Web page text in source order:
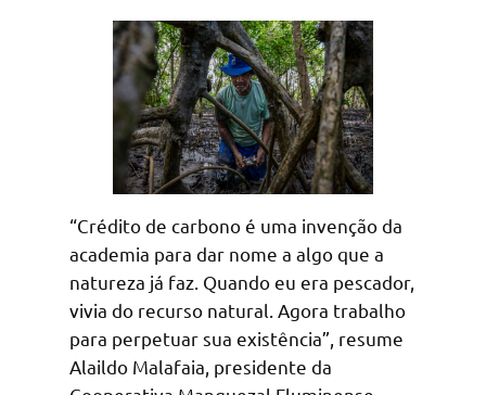
“Crédito de carbono é uma invenção da
academia para dar nome a algo que a
natureza já faz. Quando eu era pescador,
vivia do recurso natural. Agora trabalho
para perpetuar sua existência”, resume
Alaildo Malafaia, presidente da